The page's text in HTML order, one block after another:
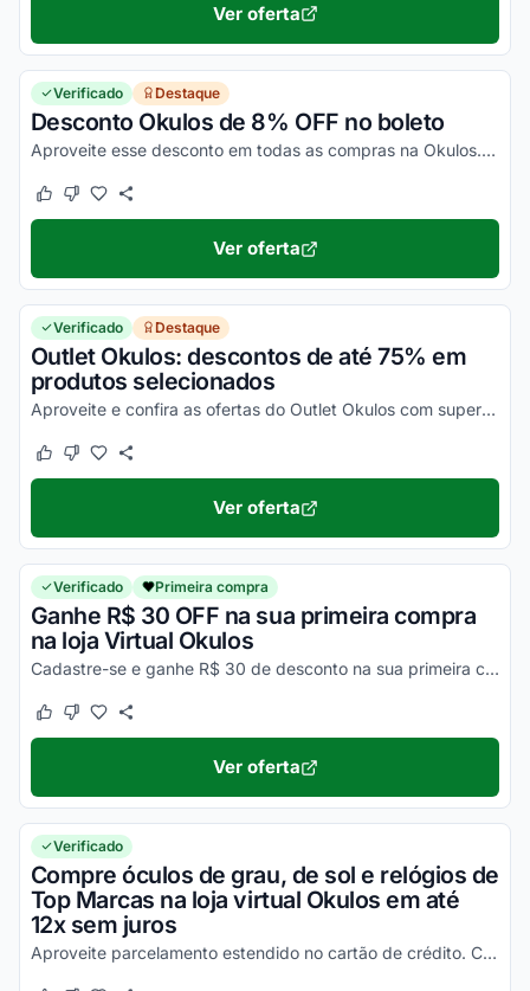
Ver oferta
Verificado Destaque
Desconto Okulos de 8% OFF no boleto
Aproveite esse desconto em todas as compras na Okulos. Confira!
Este cupom funcionou
Este cupom não funcionou
Ver oferta
Verificado Destaque
Outlet Okulos: descontos de até 75% em
produtos selecionados
Aproveite e confira as ofertas do Outlet Okulos com super descontos. Vem que é top!
Este cupom funcionou
Este cupom não funcionou
Ver oferta
Verificado Primeira compra
Ganhe R$ 30 OFF na sua primeira compra
na loja Virtual Okulos
Cadastre-se e ganhe R$ 30 de desconto na sua primeira compra na Okulos. Aproveite!
Este cupom funcionou
Este cupom não funcionou
Ver oferta
Verificado
Compre óculos de grau, de sol e relógios de
Top Marcas na loja virtual Okulos em até
12x sem juros
Aproveite parcelamento estendido no cartão de crédito. Consulte as condições no site e aproveite!